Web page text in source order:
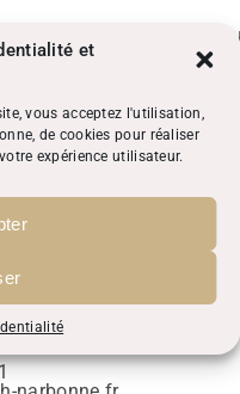
et
vous acceptez l'utilisation,
de cookies pour réaliser
expérience utilisateur.
texte qui sont utilisés
sont stockés sur votre
sur votre navigateur.
une meilleure
les performances du
et les points à
?
données collectées via les
Narbonne-Port la